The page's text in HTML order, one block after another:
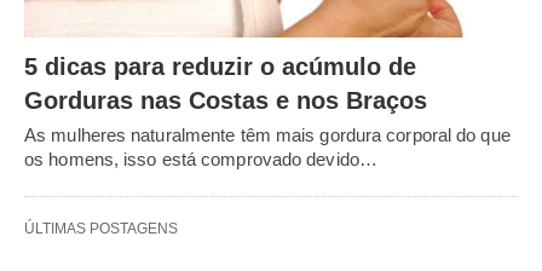
5 dicas para reduzir o acúmulo de
Gorduras nas Costas e nos Braços
As mulheres naturalmente têm mais gordura corporal do que
os homens, isso está comprovado devido…
ÚLTIMAS POSTAGENS